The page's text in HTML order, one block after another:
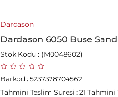
Dardason
Dardason 6050 Buse
Stok Kodu (M0048602)
Barkod:5237328704562
Tahmini Teslim Süresi :21 Tahmini